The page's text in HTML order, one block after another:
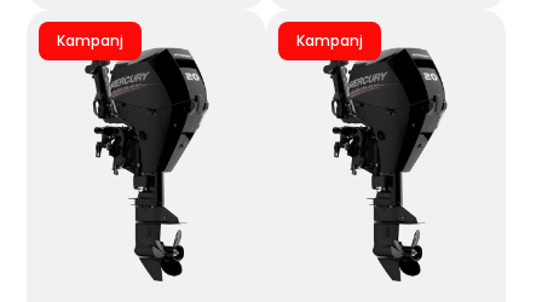
Kampanj Kampanj